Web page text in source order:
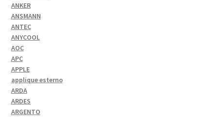
ANKER
ANSMANN
ANTEC
ANYCOOL
AOC
APC
APPLE
applique esterno
ARDA
ARDES
ARGENTO